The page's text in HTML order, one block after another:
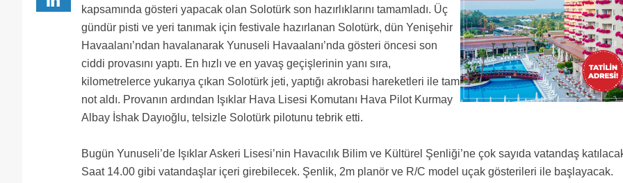
kapsamında gösteri yapacak olan Solotürk son hazırlıklarını tamamladı. Üç
gündür pisti ve yeri tanımak için festivale hazırlanan Solotürk, dün Yenişehir
Havaalanı’ndan havalanarak Yunuseli Havaalanı’nda gösteri öncesi son
ciddi provasını yaptı. En hızlı ve en yavaş geçişlerinin yanı sıra,
kilometrelerce yukarıya çıkan Solotürk jeti, yaptığı akrobasi hareketleri ile tam
not aldı. Provanın ardından Işıklar Hava Lisesi Komutanı Hava Pilot Kurmay
Albay İshak Dayıoğlu, telsizle Solotürk pilotunu tebrik etti.
Bugün Yunuseli’de Işıklar Askeri Lisesi’nin Havacılık Bilim ve Kültürel Şenliği’ne çok sayıda vatandaş
Saat 14.00 gibi vatandaşlar içeri girebilecek. Şenlik, 2m planör ve R/C model uçak gösterileri ile başlayacak.